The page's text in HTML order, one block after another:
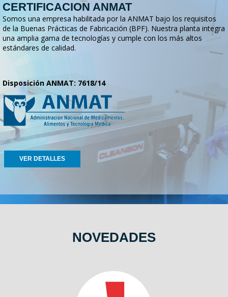
CERTIFICACION ANMAT
Somos una empresa habilitada por la ANMAT bajo los requisitos
de la Buenas Prácticas de Fabricación (BPF). Nuestra planta integra
una amplia gama de tecnologías y cumple con los más altos
estándares de calidad.
Disposición ANMAT: 7618/14
VER DETALLES
NOVEDADES